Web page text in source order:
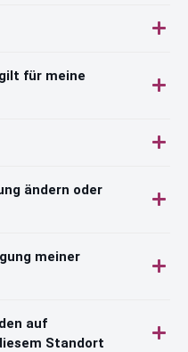
für meine
ändern oder
meiner
auf
Standort